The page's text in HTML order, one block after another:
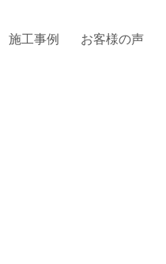
施工事例 お客様の声